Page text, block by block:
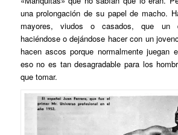
una prolongación de su papel de macho.
mayores, viudos o casados, que un
haciéndose o dejándose hacer con un
hacen ascos porque normalmente juegan
eso no es tan desagradable para los
que tomar.